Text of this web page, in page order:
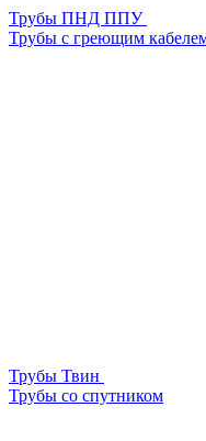
Трубы ПНД ППУ
Трубы с греющим
Трубы Твин
Трубы со спутником